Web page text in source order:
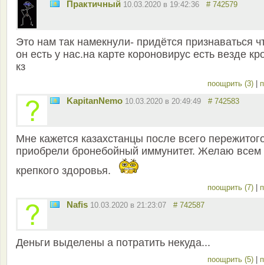
Практичный 10.03.2020 в 19:42:36 # 742579
Это нам так намекнули- придётся признаваться
он есть у нас.на карте короновирус есть везде
кз
поощрить (3)
KapitanNemo 10.03.2020 в 20:49:49 # 742583
Мне кажется казахстанцы после всего
приобрели бронебойный иммунитет. Желаю всем
крепкого здоровья.
поощрить (7)
Nafis 10.03.2020 в 21:23:07 # 742587
Деньги выделены а потратить некуда...
поощрить (5)